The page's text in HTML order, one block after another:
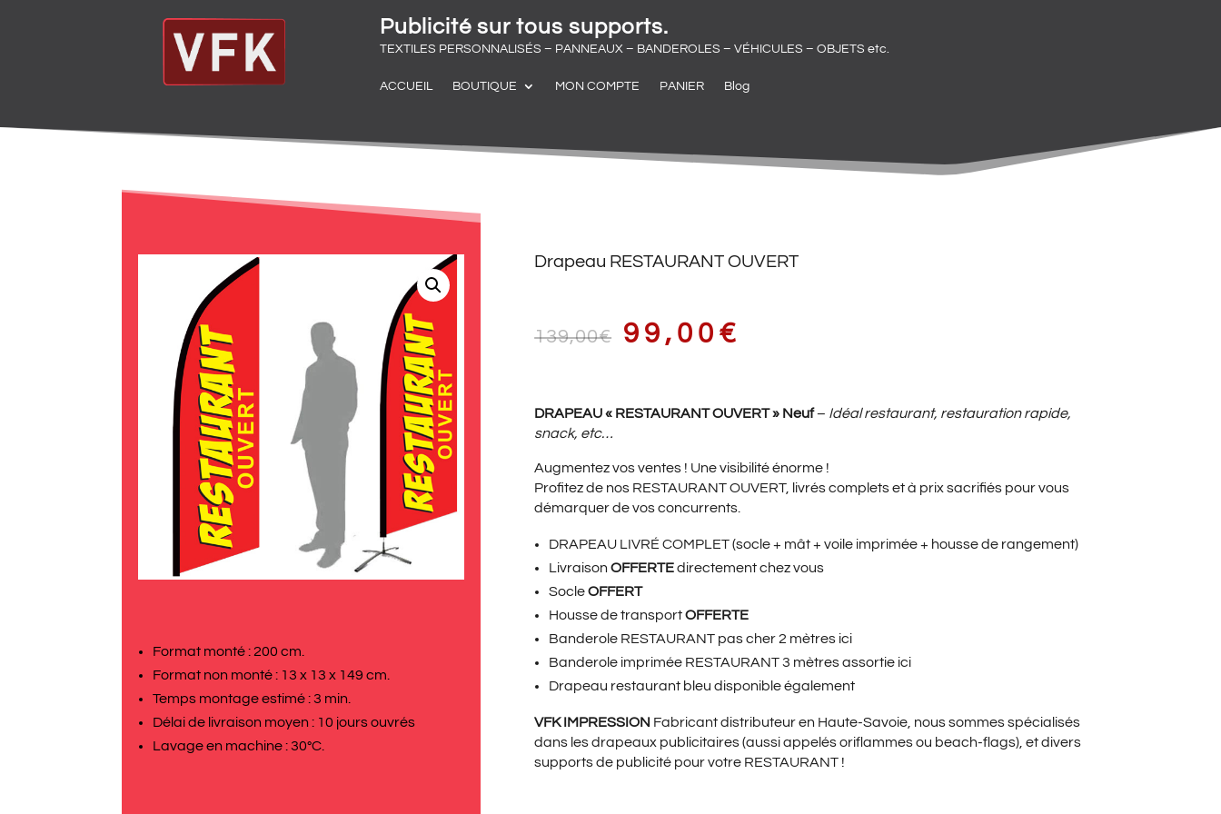
Publicité sur tous supports.
TEXTILES PERSONNALISÉS – PANNEAUX – BANDEROLES – VÉHICULES – OBJETS etc.
ACCUEIL BOUTIQUE MON COMPTE PANIER Blog
Format monté : 200 cm.
Format non monté : 13 x 13 x 149 cm.
Temps montage estimé : 3 min.
Délai de livraison moyen : 10 jours ouvrés
Lavage en machine : 30°C.
Drapeau RESTAURANT OUVERT
139,00€ LE
PRIX
INITIAL
ÉTAIT :
139,00€.
99,00 €
PRIX
ACTUEL
EST :
99,00€.
DRAPEAU « RESTAURANT OUVERT » Neuf– Idéal restaurant, restauration rapide,
snack, etc…
Augmentez vos ventes ! Une visibilité énorme !
Profitez de nos RESTAURANT OUVERT, livrés complets et à prix sacrifiés pour vous
démarquer de vos concurrents.
DRAPEAU LIVRÉ COMPLET (socle + mât + voile imprimée + housse de rangement)
LivraisonOFFERTEdirectement chez vous
SocleOFFERT
Housse de transportOFFERTE
Banderole RESTAURANT pas cher2 mètres ici
Banderole imprimée RESTAURANT3 mètres assortie ici
Drapeau restaurant bleu disponible également
VFK IMPRESSION Fabricant distributeur en Haute-Savoie, nous sommes spécialisés
dans les drapeaux publicitaires (aussi appelés oriflammes ou beach-flags), et divers
supports de publicité pour votre RESTAURANT !